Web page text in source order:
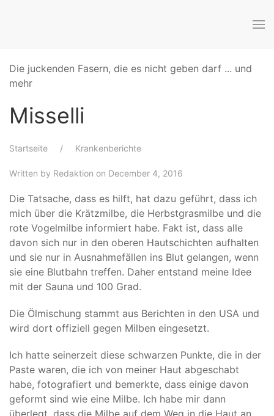
Die juckenden Fasern, die es nicht geben darf ... und
mehr
Misselli
Startseite Krankenberichte
Written by Redaktion on December 4, 2016
Die Tatsache, dass es hilft, hat dazu geführt, dass ich
mich über die Krätzmilbe, die Herbstgrasmilbe und die
rote Vogelmilbe informiert habe. Fakt ist, dass alle
davon sich nur in den oberen Hautschichten aufhalten
und sie nur in Ausnahmefällen ins Blut gelangen, wenn
sie eine Blutbahn treffen. Daher entstand meine Idee
mit der Sauna und 100 Grad.
Die Ölmischung stammt aus Berichten in den USA und
wird dort offiziell gegen Milben eingesetzt.
Ich hatte seinerzeit diese schwarzen Punkte, die in der
Paste waren, die ich von meiner Haut abgeschabt
habe, fotografiert und bemerkte, dass einige davon
geformt sind wie eine Milbe. Ich habe mir dann
überlegt, dass die Milbe auf dem Weg in die Haut an